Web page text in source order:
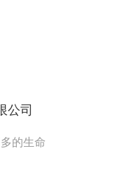
公司
的生命